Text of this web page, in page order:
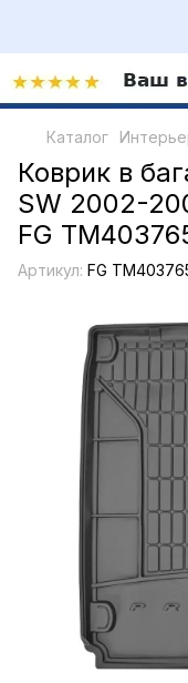
Каталог
Коврик в
SW 2002-
FG
Артикул: FG